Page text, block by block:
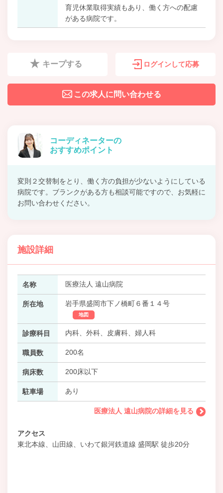
育児休業取得実績もあり、働く方への配慮
がある病院です。
キープする ログインして応募
この求人に問い合わせる
コーディネーターの
おすすめポイント
変則２交替制をとり、働く方の負担が少ないようにしている
病院です。ブランクがある方も相談可能ですので、お気軽に
お問い合わせください。
施設詳細
名称 医療法人 遠山病院
所在地 岩手県盛岡市下ノ橋町６番１４号
地図
診療科目 内科、外科、皮膚科、婦人科
職員数 200名
病床数 200床以下
駐車場 あり
医療法人 遠山病院の詳細を見る
アクセス
東北本線、山田線、いわて銀河鉄道線 盛岡駅 徒歩20分